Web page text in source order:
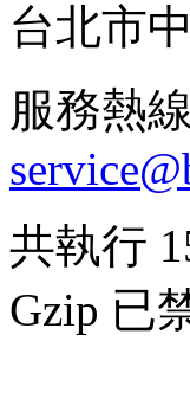
台北市
服務熱
共執行
Gzip 已